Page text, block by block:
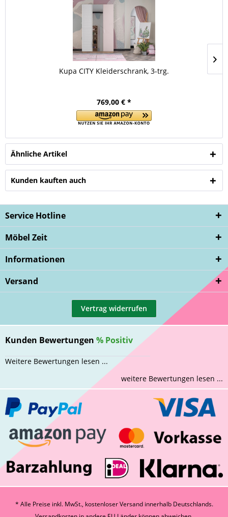
Kupa CITY Kleiderschrank, 3-trg.
769,00 € *
Ähnliche Artikel
Kunden kauften auch
Service Hotline
Möbel Zeit
Informationen
Versand
Vertrag widerrufen
Kunden Bewertungen % Positiv
Weitere Bewertungen lesen ...
weitere Bewertungen lesen ...
* Alle Preise inkl. MwSt., kostenloser Versand innerhalb Deutschlands.